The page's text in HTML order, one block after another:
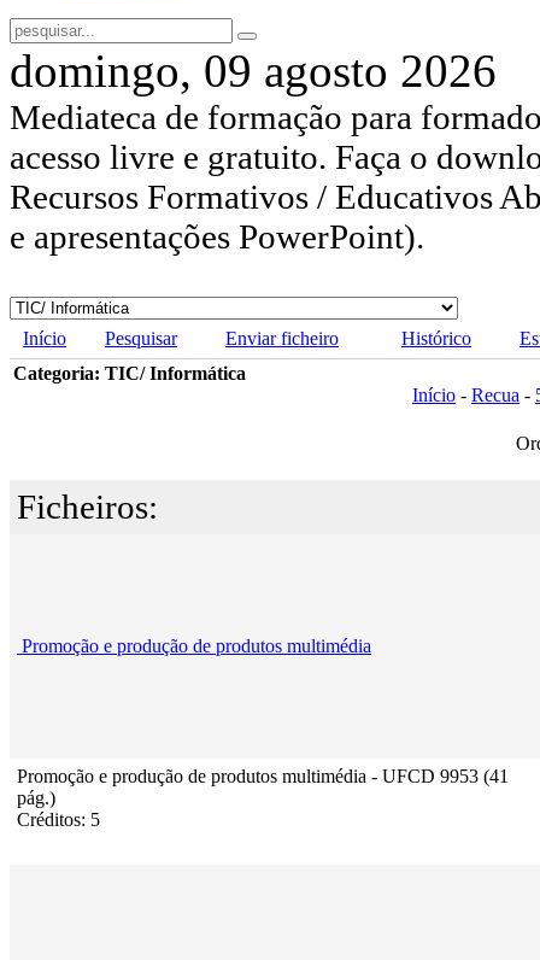
domingo, 09 agosto 2026
Mediateca de formação para
acesso livre e gratuito. Faça o
Recursos Formativos / Educativos
e apresentações PowerPoint).
Início Pesquisar Enviar ficheiro Histórico
Categoria: TIC/ Informática
Início - Recua -
Ficheiros:
Promoção e produção de produtos multimédia
Promoção e produção de produtos multimédia - UFCD 9953 (41
pág.)
Créditos: 5